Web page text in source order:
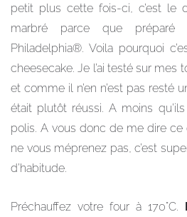
petit plus cette fois-ci, c’est le
marbré parce que
Philadelphia®. Voila pourquoi
cheesecake. Je l’ai testé sur mes
et comme il n’en n’est pas resté
était plutôt réussi. A moins
polis. A vous donc de me dire ce
ne vous méprenez pas, c’est
d’habitude.
Préchauffez votre four à 170°C.